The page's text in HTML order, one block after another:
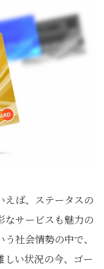
えば、ステータスの
なサービスも魅力の
社会情勢の中で、
しい状況の今、ゴー